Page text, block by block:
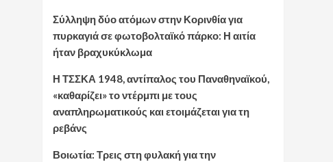
Σύλληψη δύο ατόμων στην Κορινθία για
πυρκαγιά σε φωτοβολταϊκό πάρκο: Η αιτία
ήταν βραχυκύκλωμα
Η ΤΣΣΚΑ 1948, αντίπαλος του Παναθηναϊκού,
«καθαρίζει» το ντέρμπι με τους
αναπληρωματικούς και ετοιμάζεται για τη
ρεβάνς
Βοιωτία: Τρεις στη φυλακή για την